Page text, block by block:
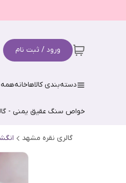
ورود / ثبت نام
دسته‌بندی کالاهاخانه
خواص سنگ عقیق یمنی -
گالری نقره مشهد